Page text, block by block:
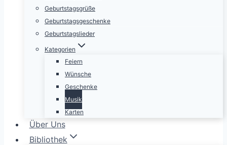
Geburtstagsgrüße
Geburtstagsgeschenke
Geburtstagslieder
Kategorien
Feiern
Wünsche
Geschenke
Musik
Karten
Über Uns
Bibliothek